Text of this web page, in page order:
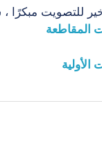
للتصويت مبكرًا
المقاطعة
الأولية